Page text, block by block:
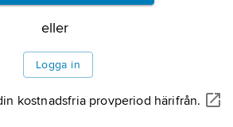
eller
Logga in
kostnadsfria provperiod härifrån.